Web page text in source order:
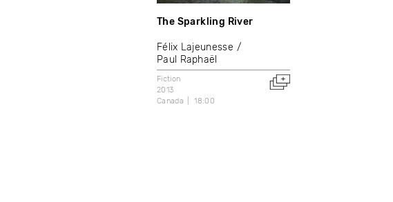
The Sparkling River
Félix Lajeunesse
Paul Raphaël
Fiction
2013
Canada
18:00